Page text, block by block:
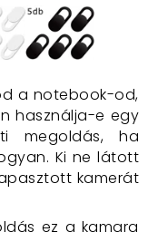
a notebook-od,
használja-e egy
megoldás, ha
Ki ne látott
kamerát
ez a kamara